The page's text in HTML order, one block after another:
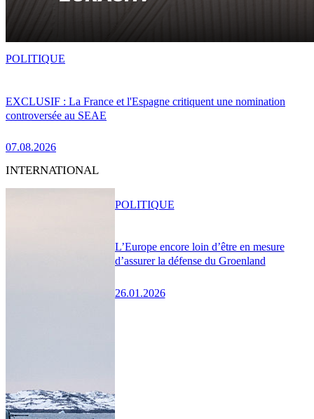
EXCLUSIF : La France et l'Espagne critiquent une nomination
controversée au SEAE
07.08.2026
POLITIQUE
INTERNATIONAL
L’Europe encore loin d’être en mesure
d’assurer la défense du Groenland
26.01.2026
POLITIQUE